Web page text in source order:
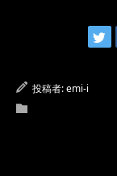
投稿者:emi-i